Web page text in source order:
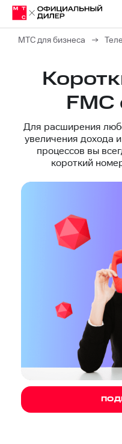
МТС для бизнеса →
Для расширения
увеличения дохода
процессов вы
короткий